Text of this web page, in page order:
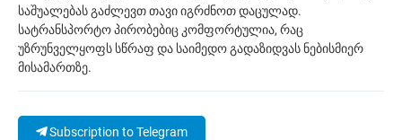
საშუალებას გაძლევთ თავი იგრძნოთ დაცულად.
სატრანსპორტო პირობებიც კომფორტულია, რაც
უზრუნველყოფს სწრაფ და საიმედო გადაზიდვას ნებისმიერ
მისამართზე.
Subscription to Telegram